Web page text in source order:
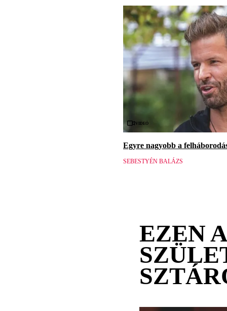
Videó
Egyre nagyobb a
SEBESTYÉN BALÁZS
EZEN